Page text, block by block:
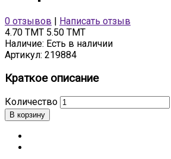
0 отзывов
Написать отзыв
4.70 TMT 5.50 TMT
Наличие: Есть в наличии
Артикул: 219884
Краткое описание
Количество